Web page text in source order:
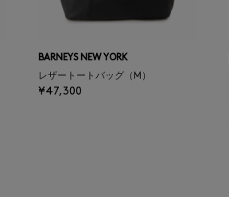
BARNEYS NEW YORK
レザートートバッグ（M）
¥47,300